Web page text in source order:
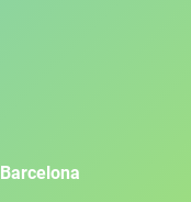
Barcelona